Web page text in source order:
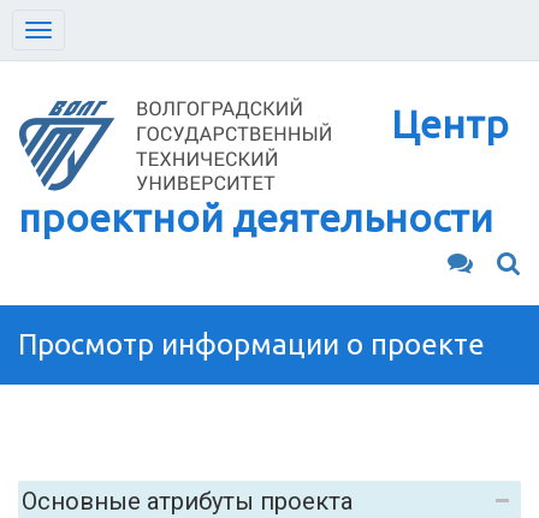
Toggle
Центр
проектной деятельности
Просмотр информации о проекте
Основные атрибуты проекта